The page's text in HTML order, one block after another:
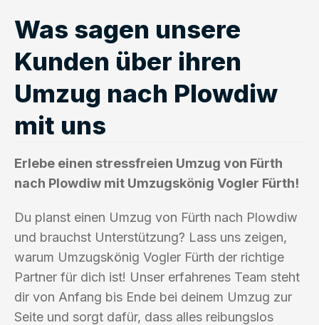
Was sagen unsere
Kunden über ihren
Umzug nach Plowdiw
mit uns
Erlebe einen stressfreien Umzug von Fürth
nach Plowdiw mit Umzugskönig Vogler Fürth!
Du planst einen Umzug von Fürth nach Plowdiw
und brauchst Unterstützung? Lass uns zeigen,
warum Umzugskönig Vogler Fürth der richtige
Partner für dich ist! Unser erfahrenes Team steht
dir von Anfang bis Ende bei deinem Umzug zur
Seite und sorgt dafür, dass alles reibungslos